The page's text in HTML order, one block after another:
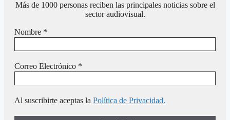
Más de 1000 personas reciben las principales noticias sobre el
sector audiovisual.
Nombre *
Correo Electrónico *
Al suscribirte aceptas la Política de Privacidad.